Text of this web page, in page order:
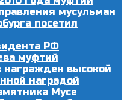
мусульман
посетил
РФ
муфтий
высокой
наградой
Мусе